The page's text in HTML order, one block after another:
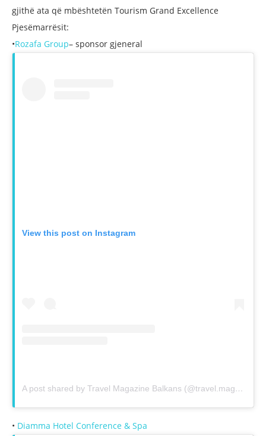
gjithë ata që mbështetën Tourism Grand Excellence
Pjesëmarrësit:
•Rozafa Group– sponsor gjeneral
View this post on Instagram
A post shared by Travel Magazine Balkans (@travel.magazine.balkans_)
• Diamma Hotel Conference & Spa